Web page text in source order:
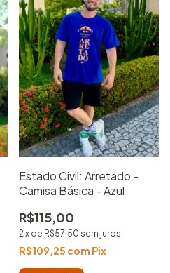
Estado Civil: Arretado -
Camisa Básica - Azul
R$115,00
2 x de R$57,50 sem juros
R$109,25 com Pix